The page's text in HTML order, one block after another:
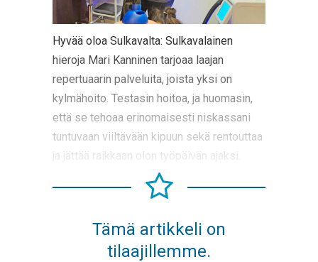
Hyvää oloa Sulkavalta: Sulkavalainen
hieroja Mari Kanninen tarjoaa laajan
repertuaarin palveluita, joista yksi on
kylmähoito. Testasin hoitoa, ja huomasin,
että se tehoaa erinomaisesti niskassani
tuntuvaan viiltävään kipuun sekä rentouttaa
ja jättää raikkaan olon työpäivän ajaksi.
Tämä artikkeli on
tilaajillemme.